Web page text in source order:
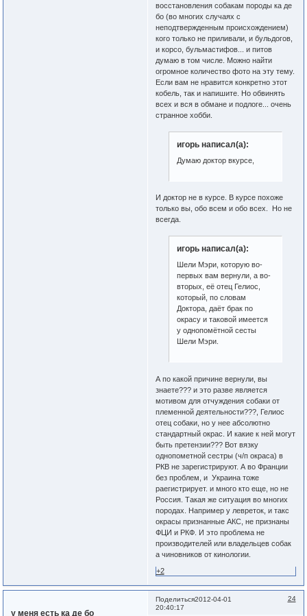
восстановления собакам породы ка де
бо (во многих случаях с
неподтвержденным происхождением)
кого только не приливали, и бульдогов,
и корсо, бульмастифов... и питов
думаю в том числе. Можно найти
огромное количество фото на эту тему.
Если вам не нравится конкретно этот
кобель, так и напишите. Но обвинять
всех и вся в обмане и подлоге... очень
странное хобби.
игорь написал(а):
Думаю доктор вкурсе,
И доктор не в курсе. В курсе похоже
только вы, обо всем и обо всех. Но не
всегда.
игорь написал(а):
Шели Мэри, которую во-
первых вам вернули, а во-
вторых, её отец Гелиос,
который, по словам
Доктора, даёт брак по
окрасу и таковой имеется
у однопомётной сесты
Шели Мэри.
А по какой причине вернули, вы
знаете??? и это разве является
мотивом для отчуждения собаки от
племенной деятельности???, Гелиос
отец собаки, но у нее абсолютно
стандартный окрас. И какие к ней могут
быть претензии??? Вот вязку
однопометной сестры (ч/п окраса) в
РКВ не зарегистрируют. А во Франции
без проблем, и Украина тоже
раегистрирует. и много кто еще, но не
Россия. Такая же ситуация во многих
породах. Например у левреток, и такс
окрасы признанные АКС, не признаны
ФЦИ и РКФ. И это проблема не
производителей или владельцев собак
а чиновников от кинологии.
+2
Поделиться 24
2012-04-01
20:40:17
у меня есть ка де бо